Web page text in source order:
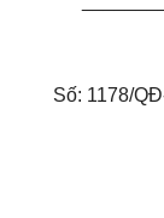
Số: 1178/